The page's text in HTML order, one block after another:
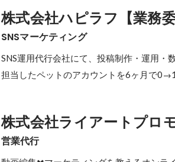
株式会社ハピラフ【業務委
SNSマーケティング
SNS運用代行会社にて、投稿制作・運用・
担当したペットのアカウントを6ヶ月で
株式会社ライアートプロ
営業代行